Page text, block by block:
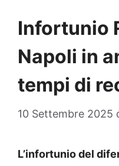
Infortunio
Napoli in
tempi di
10 Settembre 2025
L’infortunio del